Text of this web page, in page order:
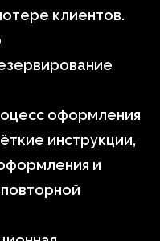
клиентов.
оформления
инструкции,
и